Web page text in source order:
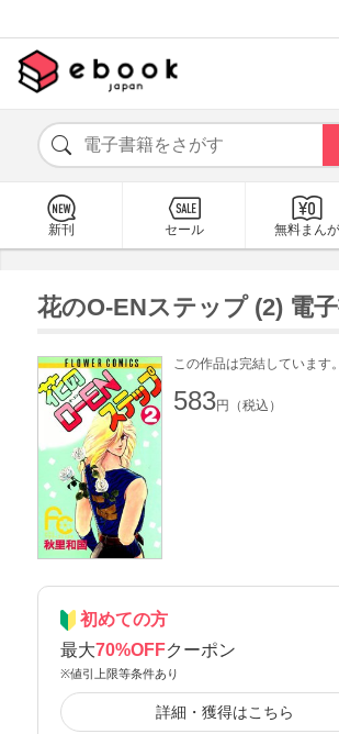
新刊 セール 無料まんが
花のO-ENステップ (2) 電
この作品は完結しています
583円（税込）
初めての方
最大70%OFFクーポン
※値引上限等条件あり
詳細・獲得はこちら